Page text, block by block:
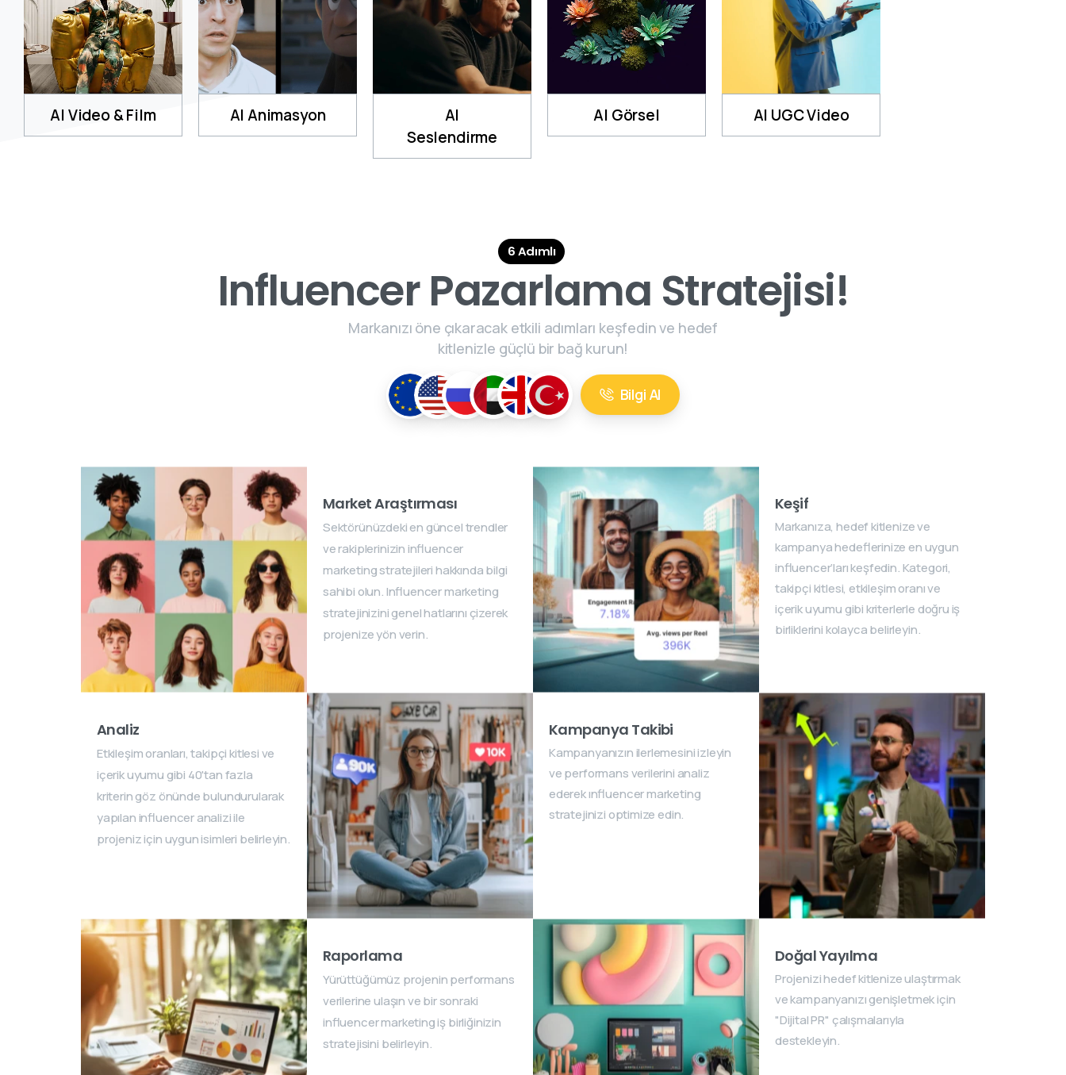
AI Video & Film AI Animasyon
AI
Seslendirme
AI Görsel AI UGC Video
6 Adımlı
Influencer Pazarlama Stratejisi!
Markanızı öne çıkaracak etkili adımları keşfedin ve hedef
kitlenizle güçlü bir bağ kurun!
Bilgi Al
Market Araştırması
Sektörünüzdeki en güncel trendler
ve rakiplerinizin influencer
marketing stratejileri hakkında bilgi
sahibi olun. Influencer marketing
stratejinizini genel hatlarını çizerek
projenize yön verin.
Keşif
Markanıza, hedef kitlenize ve
kampanya hedeflerinize en uygun
influencer’ları keşfedin. Kategori,
takipçi kitlesi, etkileşim oranı ve
içerik uyumu gibi kriterlerle doğru iş
birliklerini kolayca belirleyin.
Analiz
Etkileşim oranları, takipçi kitlesi ve
içerik uyumu gibi 40'tan fazla
kriterin göz önünde bulundurularak
yapılan influencer analizi ile
projeniz için uygun isimleri belirleyin.
Kampanya Takibi
Kampanyanızın ilerlemesini izleyin
ve performans verilerini analiz
ederek ınfluencer marketing
stratejinizi optimize edin.
Raporlama
Yürüttüğümüz projenin performans
verilerine ulaşın ve bir sonraki
influencer marketing iş birliğinizin
stratejisini belirleyin.
Doğal Yayılma
Projenizi hedef kitlenize ulaştırmak
ve kampanyanızı genişletmek için
"Dijital PR" çalışmalarıyla
destekleyin.